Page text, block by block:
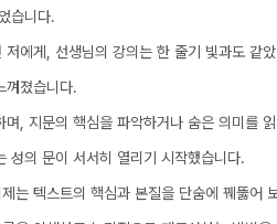
습니다.
에게, 선생님의 강의는 한 줄기 빛과도 같
껴졌습니다.
, 지문의 핵심을 파악하거나 숨은 의미를
성의 문이 서서히 열리기 시작했습니다.
는 텍스트의 핵심과 본질을 단숨에 꿰뚫어